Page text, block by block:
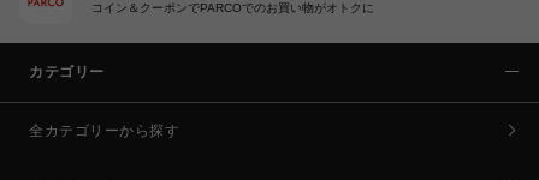
コイン＆クーポンでPARCOでのお買い物がオトクに
カテゴリー
全カテゴリーから探す